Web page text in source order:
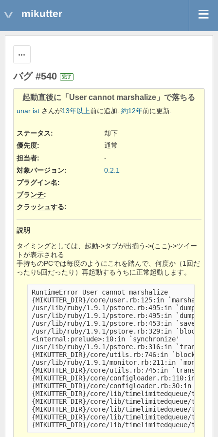
mikutter
バグ #540 完了
起動直後に「User cannot marshalize」で落ちる
unar ist さんが13年以上前に追加. 約12年前に更新.
ステータス:
却下
優先度:
通常
担当者:
-
対象バージョン:
0.2.1
プラグイン名:
ブランチ:
クラッシュする:
説明
タイミングとしては、起動->タブが出揃う->(ここ)->ツイー
トが表示される
手持ちのPCでは毎度のようにこれを踏んで、何度か（1回だ
ったり5回だったり）再起動するうちに正常起動します。
RuntimeError User cannot marshalize
{MIKUTTER_DIR}/core/user.rb:125:in
/usr/lib/ruby/1.9.1/pstore.rb:495:in `dump'
/usr/lib/ruby/1.9.1/pstore.rb:495:in `dump'
/usr/lib/ruby/1.9.1/pstore.rb:453:in
/usr/lib/ruby/1.9.1/pstore.rb:329:in `block in
<internal:prelude>:10:in `synchronize'
/usr/lib/ruby/1.9.1/pstore.rb:316:in
{MIKUTTER_DIR}/core/utils.rb:746:in `block in
/usr/lib/ruby/1.9.1/monitor.rb:211:in
{MIKUTTER_DIR}/core/utils.rb:745:in
{MIKUTTER_DIR}/core/configloader.rb:110:in
{MIKUTTER_DIR}/core/configloader.rb:30:in
{MIKUTTER_DIR}/core/lib/timelimitedqueue/
{MIKUTTER_DIR}/core/lib/timelimitedqueue/
{MIKUTTER_DIR}/core/lib/timelimitedqueue/
{MIKUTTER_DIR}/core/lib/timelimitedqueue/